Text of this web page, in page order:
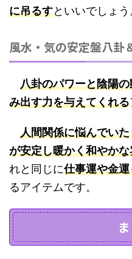
に吊るすといいでしょう
風水・気の安定盤八卦
八卦のパワーと陰陽
み出す力を与えてくれる
人間関係に悩んでい
が安定し暖かく和やか
れと同じに仕事運や金
るアイテムです。